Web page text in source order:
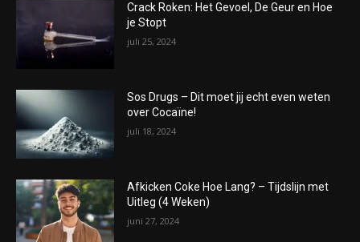
Crack Roken: Het Gevoel, De Geur en Hoe
je Stopt
juli 25, 2024
Sos Drugs – Dit moet jij echt even weten
over Cocaïne!
juli 18, 2024
Afkicken Coke Hoe Lang? – Tijdslijn met
Uitleg (4 Weken)
juni 27, 2024